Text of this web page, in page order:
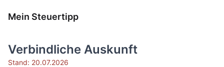
Mein Steuertipp
Verbindliche Auskunft
Stand: 20.07.2026